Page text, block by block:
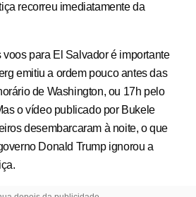
recorreu imediatamente da
para El Salvador é importante
emitiu a ordem pouco antes das
de Washington, ou 17h pelo
o vídeo publicado por Bukele
desembarcaram à noite, o que
Donald Trump ignorou a